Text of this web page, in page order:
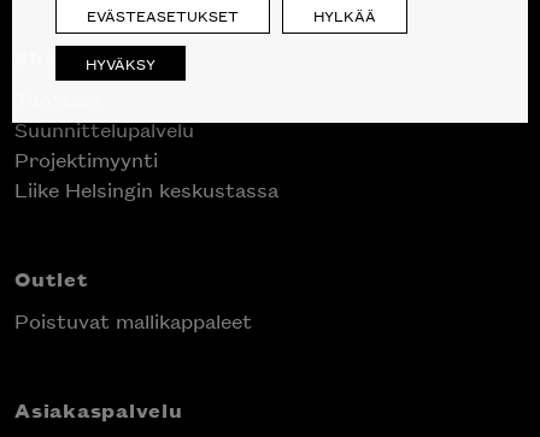
Skanno
Suunnittelupalvelu
Projektimyynti
Liike Helsingin keskustassa
Outlet
Poistuvat mallikappaleet
Asiakaspalvelu
Inspiroidu italialaisen merkin laadukkaasta
huonekalumallistosta.
EVÄSTEASETUKSET HYLKÄÄ
HYVÄKSY